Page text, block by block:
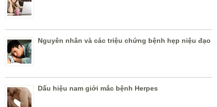
Nguyên nhân và các triệu chứng bệnh hẹp niệu đạo
Dấu hiệu nam giới mắc bệnh Herpes